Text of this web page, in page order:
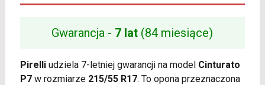
Gwarancja - 7 lat (84 miesiące)
Pirelliudziela 7-letniej gwarancji na model Cinturato
P7w rozmiarze 215/55 R17. To opona przeznaczona